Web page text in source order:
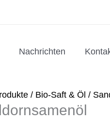
Nachrichten
/ Bio-Saft & Öl /